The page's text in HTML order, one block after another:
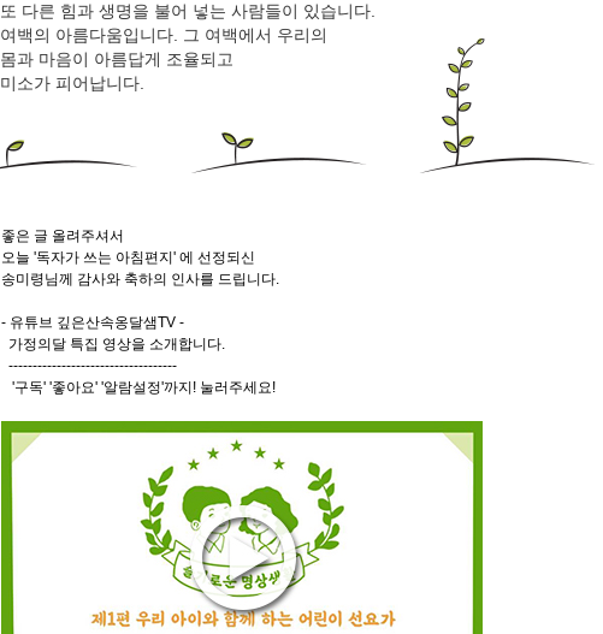
또 다른 힘과 생명을 불어 넣는 사람들이 있습니다.
여백의 아름다움입니다. 그 여백에서 우리의
몸과 마음이 아름답게 조율되고
미소가 피어납니다.
좋은 글 올려주셔서
오늘 '독자가 쓰는 아침편지' 에 선정되신
송미령님께 감사와 축하의 인사를 드립니다.
- 유튜브 깊은산속옹달샘TV -
가정의달 특집 영상을 소개합니다.
-----------------------------------
'구독' '좋아요' '알람설정'까지! 눌러주세요!